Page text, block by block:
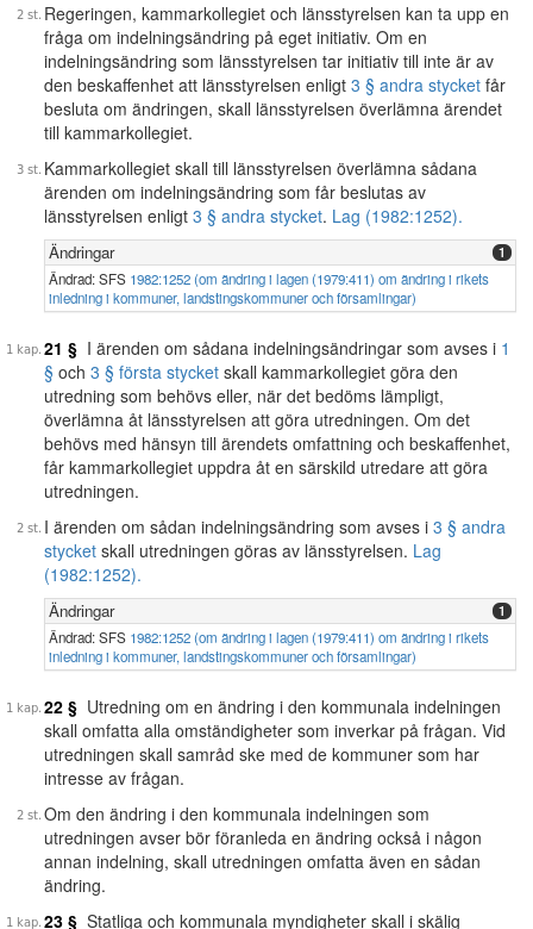
Regeringen, kammarkollegiet och länsstyrelsen kan ta upp en
fråga om indelningsändring på eget initiativ. Om en
indelningsändring som länsstyrelsen tar initiativ till inte är av
den beskaffenhet att länsstyrelsen enligt 3 § andra stycket får
besluta om ändringen, skall länsstyrelsen överlämna ärendet
till kammarkollegiet.
Kammarkollegiet skall till länsstyrelsen överlämna sådana
ärenden om indelningsändring som får beslutas av
länsstyrelsen enligt 3 § andra stycket. Lag (1982:1252).
Ändringar 1
Ändrad: SFS 1982:1252 (om ändring i lagen (1979:411) om ändring i rikets
inledning i kommuner, landstingskommuner och församlingar)
21 § I ärenden om sådana indelningsändringar som avses i 1
§ och 3 § första stycket skall kammarkollegiet göra den
utredning som behövs eller, när det bedöms lämpligt,
överlämna åt länsstyrelsen att göra utredningen. Om det
behövs med hänsyn till ärendets omfattning och beskaffenhet,
får kammarkollegiet uppdra åt en särskild utredare att göra
utredningen.
I ärenden om sådan indelningsändring som avses i 3 § andra
stycket skall utredningen göras av länsstyrelsen. Lag
(1982:1252).
Ändringar 1
Ändrad: SFS 1982:1252 (om ändring i lagen (1979:411) om ändring i rikets
inledning i kommuner, landstingskommuner och församlingar)
22 § Utredning om en ändring i den kommunala indelningen
skall omfatta alla omständigheter som inverkar på frågan. Vid
utredningen skall samråd ske med de kommuner som har
intresse av frågan.
Om den ändring i den kommunala indelningen som
utredningen avser bör föranleda en ändring också i någon
annan indelning, skall utredningen omfatta även en sådan
ändring.
23 § Statliga och kommunala myndigheter skall i skälig